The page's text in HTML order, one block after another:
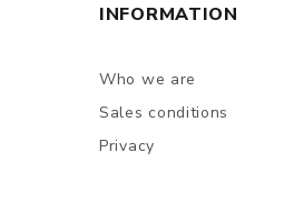
INFORMATION
Who we are
Sales conditions
Privacy